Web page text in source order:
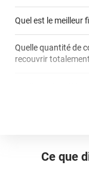
Ce que
Quel est le meilleur
Quelle quantité de
recouvrir
avant
pose
Le covering
covering 3D